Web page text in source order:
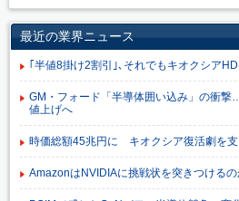
最近の業界ニュース
｢半値8掛け2割引｣､それでもキオクシア
GM・フォード「半導体囲い込み」の衝撃
値上げへ
時価総額45兆円に キオクシア復活劇を
AmazonはNVIDIAに挑戦状を突きつける